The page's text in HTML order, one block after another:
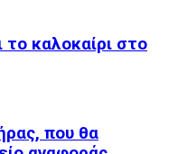
καλοκαίρι στο
που θα